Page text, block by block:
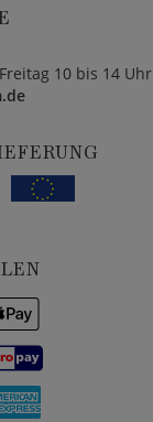
10 bis 14 Uhr